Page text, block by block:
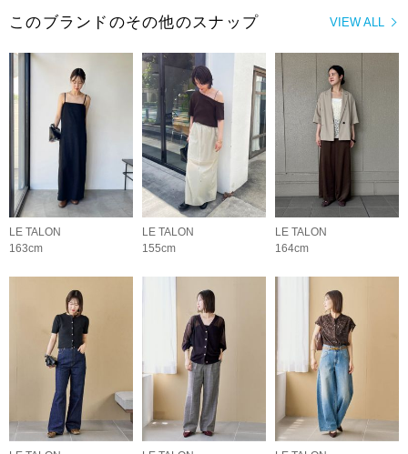
VIEW ALL
このブランドのその他のスナップ
LE TALON
163cm
LE TALON
155cm
LE TALON
164cm